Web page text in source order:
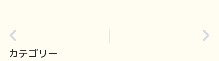
カテゴリー